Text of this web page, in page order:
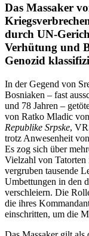
Das Massaker
durch UN-
Verhütung und
Genozid
In der Gegend von
Bosniaken – fast
und 78 Jahren –
von Ratko Mladic
Republike Srpske,
trotz Anwesenheit von
Es zog sich über
Vielzahl von Tatorten
vergruben tausende
Umbettungen in den
verschleiern. Die
die ihres
einschritten, um die